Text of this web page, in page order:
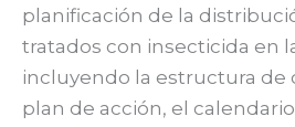
planificación de la
tratados con insecticida en
incluyendo la estructura de
plan de acción, el calendario